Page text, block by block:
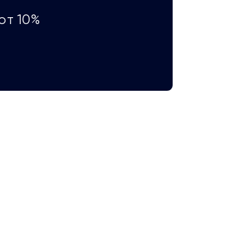
10%